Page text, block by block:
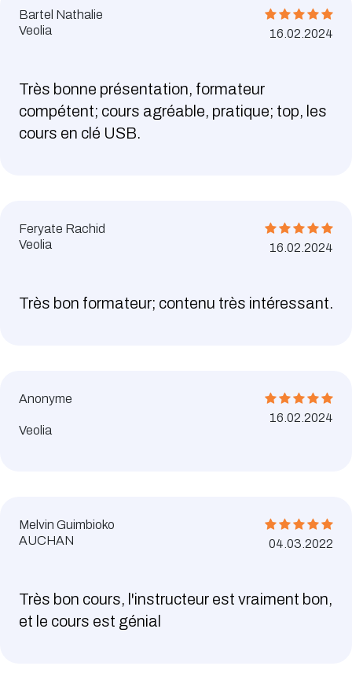
Bartel Nathalie
Veolia
16.02.2024
Très bonne présentation, formateur
compétent; cours agréable, pratique; top, les
cours en clé USB.
Feryate Rachid
Veolia
16.02.2024
Très bon formateur; contenu très intéressant.
Anonyme
Veolia
16.02.2024
Melvin Guimbioko
AUCHAN
04.03.2022
Très bon cours, l'instructeur est vraiment bon,
et le cours est génial